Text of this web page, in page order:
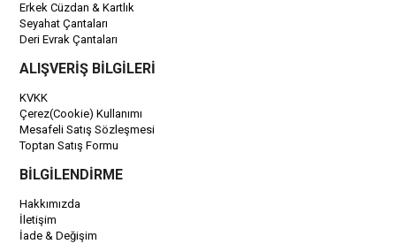
Erkek Cüzdan & Kartlık
Seyahat Çantaları
Deri Evrak Çantaları
ALIŞVERİŞ BİLGİLERİ
KVKK
Çerez(Cookie) Kullanımı
Mesafeli Satış Sözleşmesi
Toptan Satış Formu
BİLGİLENDİRME
Hakkımızda
İletişim
İade & Değişim